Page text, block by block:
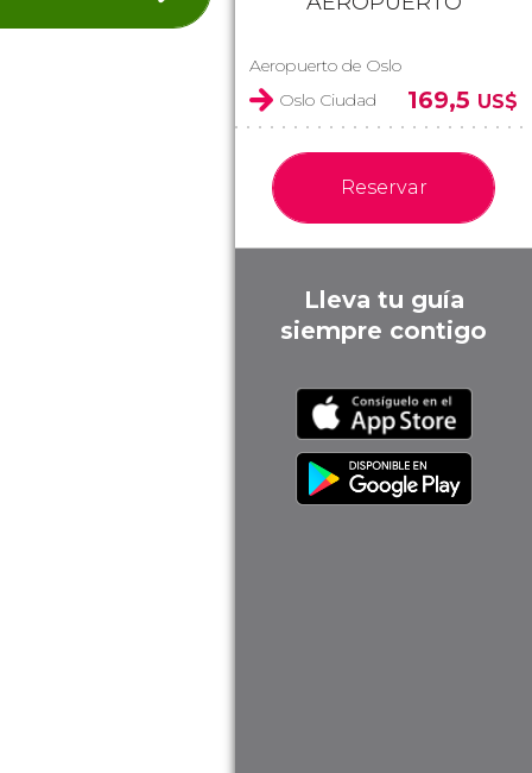
Aeropuerto de Oslo
Oslo Ciudad
169,5 US$
Reservar
Lleva tu guía
siempre contigo